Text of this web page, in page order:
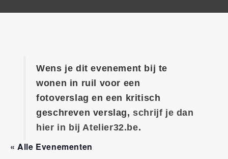
Wens je dit evenement bij te
wonen in ruil voor een
fotoverslag en een kritisch
geschreven verslag,schrijf je dan
hier in bij Atelier32.be.
« Alle Evenementen